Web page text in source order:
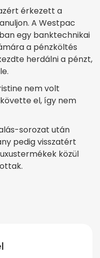
érkezett a
A Westpac
egy banktechnikai
a pénzköltés
herdálni a pénzt,
nem volt
el, így nem
sorozat után
pedig visszatért
közül